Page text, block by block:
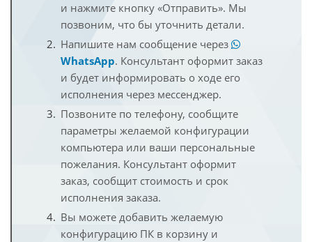
и нажмите кнопку «Отправить». Мы
позвоним, что бы уточнить детали.
Напишите нам сообщение через
WhatsApp. Консультант оформит заказ
и будет информировать о ходе его
исполнения через мессенджер.
Позвоните по телефону, сообщите
параметры желаемой конфигурации
компьютера или ваши персональные
пожелания. Консультант оформит
заказ, сообщит стоимость и срок
исполнения заказа.
Вы можете добавить желаемую
конфигурацию ПК в корзину и